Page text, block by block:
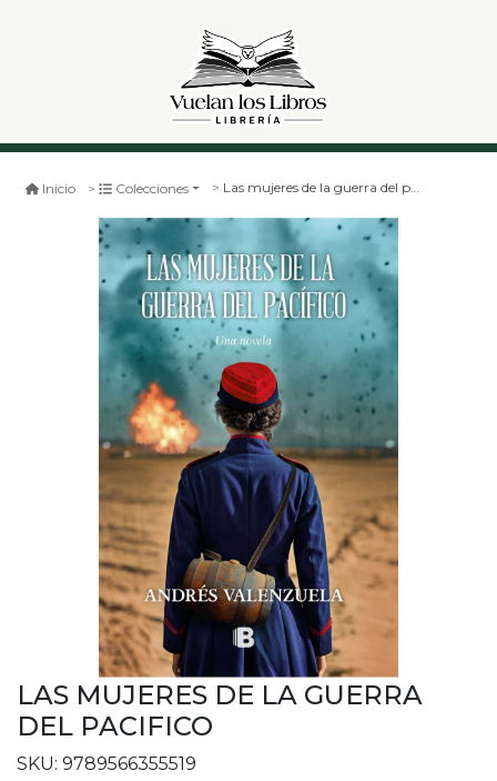
Inicio Colecciones Las mujeres de la guerra del pacifico
LAS MUJERES DE LA GUERRA
DEL PACIFICO
SKU: 9789566355519